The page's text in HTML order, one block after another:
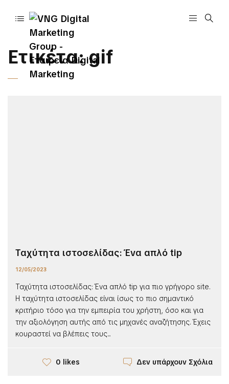
Ετικέτα:gif
Ταχύτητα ιστοσελίδας: Ένα απλό tip
12/05/2023
Ταχύτητα ιστοσελίδας: Ένα απλό tip για πιο γρήγορο site.
H ταχύτητα ιστοσελίδας είναι ίσως το πιο σημαντικό
κριτήριο τόσο για την εμπειρία του χρήστη, όσο και για
την αξιολόγηση αυτής από τις μηχανές αναζήτησης. Έχεις
κουραστεί να βλέπεις τους...
0 likes Δεν υπάρχουν Σχόλια